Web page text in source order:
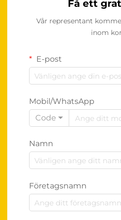
Få ett
Vår representant
inom
E-post
Mobil/WhatsApp
Code
Namn
Företagsnamn